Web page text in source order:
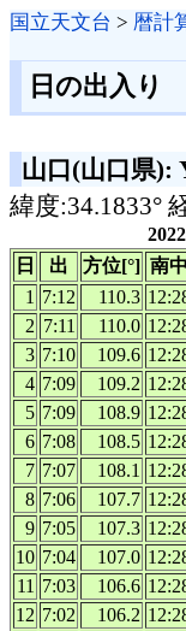
国立天文台 > 暦計
日の出入り
山口(山口県):
緯度:34.1833°
日
出 方位[°] 南中
1 7:12 110.3
2 7:11 110.0
3 7:10 109.6
4 7:09 109.2
5 7:09 108.9
6 7:08 108.5
7 7:07 108.1
8 7:06 107.7
9 7:05 107.3
10 7:04 107.0
11 7:03 106.6
12 7:02 106.2